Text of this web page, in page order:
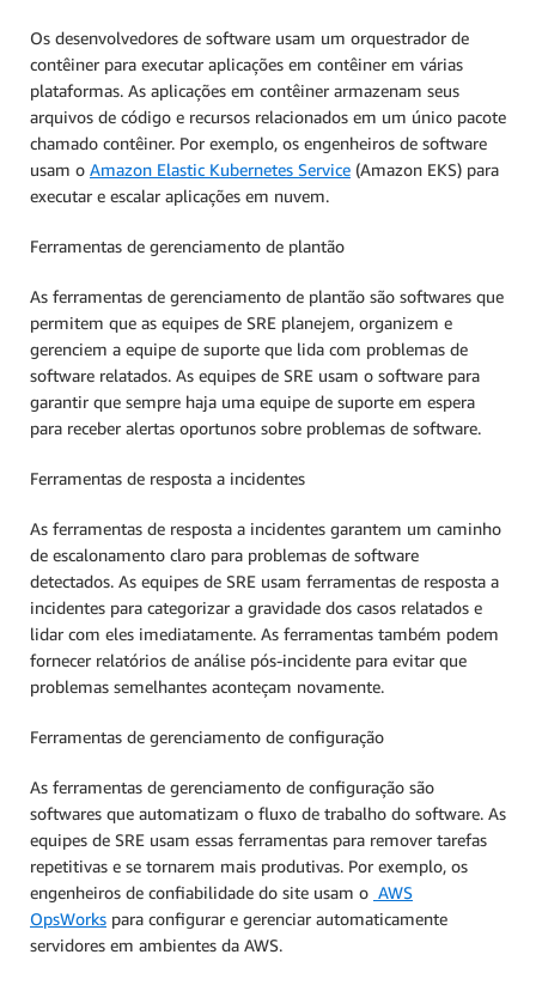
Os desenvolvedores de software usam um orquestrador de
contêiner para executar aplicações em contêiner em várias
plataformas. As aplicações em contêiner armazenam seus
arquivos de código e recursos relacionados em um único pacote
chamado contêiner. Por exemplo, os engenheiros de software
usam o Amazon Elastic Kubernetes Service (Amazon EKS) para
executar e escalar aplicações em nuvem.
Ferramentas de gerenciamento de plantão
As ferramentas de gerenciamento de plantão são softwares que
permitem que as equipes de SRE planejem, organizem e
gerenciem a equipe de suporte que lida com problemas de
software relatados. As equipes de SRE usam o software para
garantir que sempre haja uma equipe de suporte em espera
para receber alertas oportunos sobre problemas de software.
Ferramentas de resposta a incidentes
As ferramentas de resposta a incidentes garantem um caminho
de escalonamento claro para problemas de software
detectados. As equipes de SRE usam ferramentas de resposta a
incidentes para categorizar a gravidade dos casos relatados e
lidar com eles imediatamente. As ferramentas também podem
fornecer relatórios de análise pós-incidente para evitar que
problemas semelhantes aconteçam novamente.
Ferramentas de gerenciamento de configuração
As ferramentas de gerenciamento de configuração são
softwares que automatizam o fluxo de trabalho do software. As
equipes de SRE usam essas ferramentas para remover tarefas
repetitivas e se tornarem mais produtivas. Por exemplo, os
engenheiros de confiabilidade do site usam o AWS
OpsWorks para configurar e gerenciar automaticamente
servidores em ambientes da AWS.